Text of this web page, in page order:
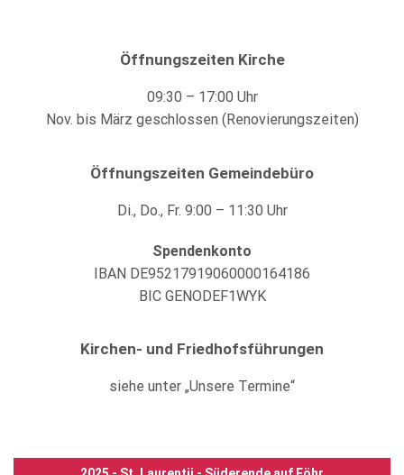
Öffnungszeiten Kirche
09:30 – 17:00 Uhr
Nov. bis März geschlossen (Renovierungszeiten)
Öffnungszeiten Gemeindebüro
Di., Do., Fr. 9:00 – 11:30 Uhr
Spendenkonto
IBAN DE95217919060000164186
BIC GENODEF1WYK
Kirchen- und Friedhofsführungen
siehe unter „Unsere Termine“